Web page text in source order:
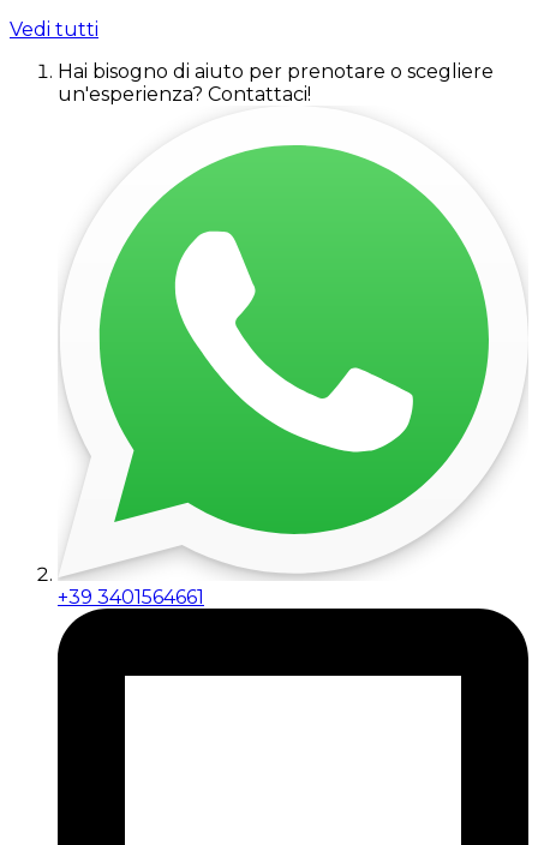
Vedi tutti
Hai bisogno di aiuto per prenotare o scegliere
un'esperienza? Contattaci!
+39 3401564661